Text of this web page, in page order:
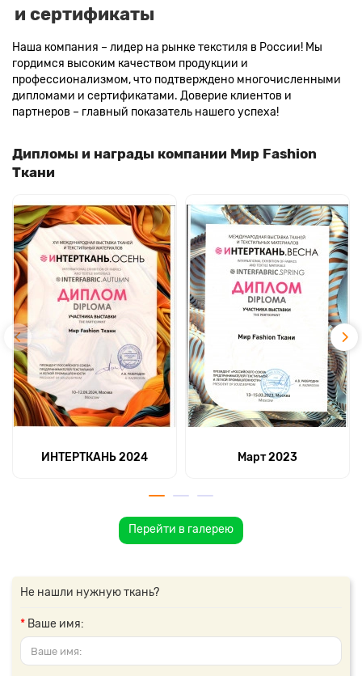
и сертификаты
Наша компания – лидер на рынке текстиля в России! Мы
гордимся высоким качеством продукции и
профессионализмом, что подтверждено многочисленными
дипломами и сертификатами. Доверие клиентов и
партнеров – главный показатель нашего успеха!
Дипломы и награды компании Мир Fashion
Ткани
ИНТЕРТКАНЬ 2024 Март 2023
Перейти в галерею
Не нашли нужную ткань?
Ваше имя: